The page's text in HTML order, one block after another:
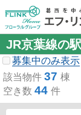
JR京葉線の
募集中のみ表示
該当物件 37 棟
空き数 44 件